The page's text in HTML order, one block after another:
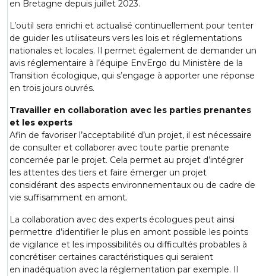
en Bretagne depuis juillet 2023.
L’outil sera enrichi et actualisé continuellement pour tenter
de guider les utilisateurs vers les lois et réglementations
nationales et locales. Il permet également de demander un
avis réglementaire à l’équipe EnvErgo du Ministère de la
Transition écologique, qui s’engage à apporter une réponse
en trois jours ouvrés.
Travailler en collaboration avec les parties prenantes
et les experts
Afin de favoriser l’acceptabilité d’un projet, il est nécessaire
de consulter et collaborer avec toute partie prenante
concernée par le projet. Cela permet au projet d’intégrer
les attentes des tiers et faire émerger un projet
considérant des aspects environnementaux ou de cadre de
vie suffisamment en amont.
La collaboration avec des experts écologues peut ainsi
permettre d’identifier le plus en amont possible les points
de vigilance et les impossibilités ou difficultés probables à
concrétiser certaines caractéristiques qui seraient
en inadéquation avec la réglementation par exemple. Il